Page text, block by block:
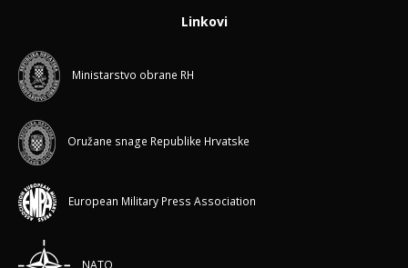
Linkovi
Ministarstvo obrane RH
Oružane snage Republike Hrvatske
European Military Press Association
NATO